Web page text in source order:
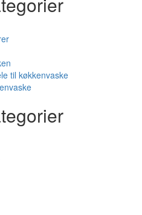
til køkkenvaske